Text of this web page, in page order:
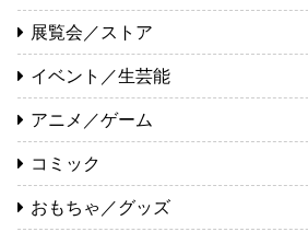
展覧会／ストア
イベント／生芸能
アニメ／ゲーム
コミック
おもちゃ／グッズ